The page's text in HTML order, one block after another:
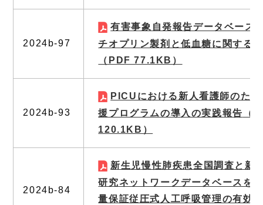
2024b-97
有害事象自発報告データベース
チオプリン製剤と低血糖に関する
（PDF 77.1KB）
2024b-93
PICUにおける新人看護師のた
援プログラムの導入の実践報告
（
120.1KB）
2024b-84
新生児慢性肺疾患全国調査と新
研究ネットワークデータベースを
量保証従圧式人工呼吸管理の有効